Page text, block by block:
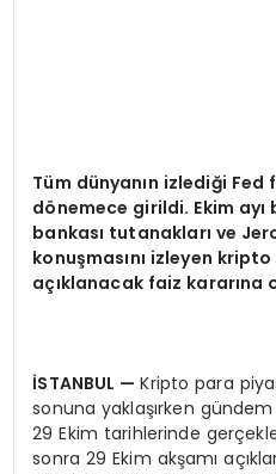
Tüm dünyanın izlediği Fed
dönemece girildi. Ekim ayı
bankası tutanakları ve
konuşmasını izleyen
açıklanacak faiz kararına
İSTANBUL —Kripto para
sonuna yaklaşırken
29 Ekim tarihlerinde
sonra 29 Ekim akşamı